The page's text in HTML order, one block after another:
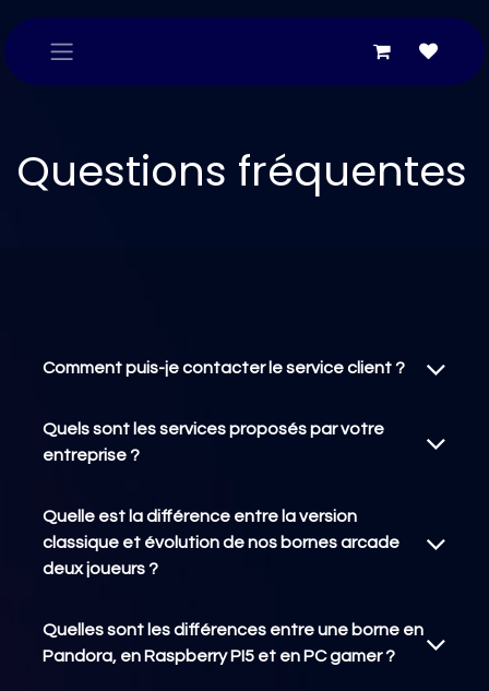
Overslaan naar inhoud
Questions fréquentes
Comment puis-je contacter le service client ?
Quels sont les services proposés par votre
entreprise ?
Quelle est la différence entre la version
classique et évolution de nos bornes arcade
deux joueurs ?
Quelles sont les différences entre une borne en
Pandora, en Raspberry PI5 et en PC gamer ?